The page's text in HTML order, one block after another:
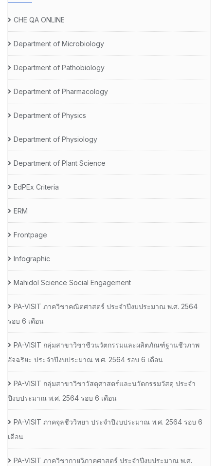
CHE QA ONLINE
Department of Microbiology
Department of Pathobiology
Department of Pharmacology
Department of Physics
Department of Physiology
Department of Plant Science
EdPEx Criteria
ERM
Frontpage
Infographic
Mahidol Science Social Engagement
PA-VISIT ภาควิชาคณิตศาสตร์ ประจำปีงบประมาณ พ.ศ. 2564
รอบ 6 เดือน
PA-VISIT กลุ่มสาขาวิชาชีวนวัตกรรมและผลิตภัณฑ์ฐานชีวภาพ
อัจฉริยะ ประจำปีงบประมาณ พ.ศ. 2564 รอบ 6 เดือน
PA-VISIT กลุ่มสาขาวิชาวัสดุศาสตร์และนวัตกรรมวัสดุ ประจำ
ปีงบประมาณ พ.ศ. 2564 รอบ 6 เดือน
PA-VISIT ภาคจุลชีววิทยา ประจำปีงบประมาณ พ.ศ. 2564 รอบ 6
เดือน
PA-VISIT ภาควิชากายวิภาคศาสตร์ ประจำปีงบประมาณ พ.ศ.